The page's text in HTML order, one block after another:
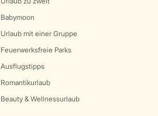
Babymoon
Urlaub mit einer Gruppe
Feuerwerksfreie Parks
Ausflugstipps
Romantikurlaub
Beauty & Wellnessurlaub